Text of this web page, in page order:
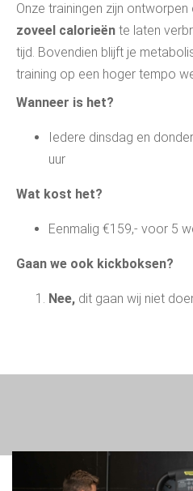
Onze trainingen zijn
zoveel calorieën te laten
tijd. Bovendien blijft je
training op een hoger tempo
Wanneer is het?
Iedere dinsdag en
uur
Wat kost het?
Eenmalig €159,- voor 5
Gaan we ook kickboksen?
Nee, dit gaan wij niet